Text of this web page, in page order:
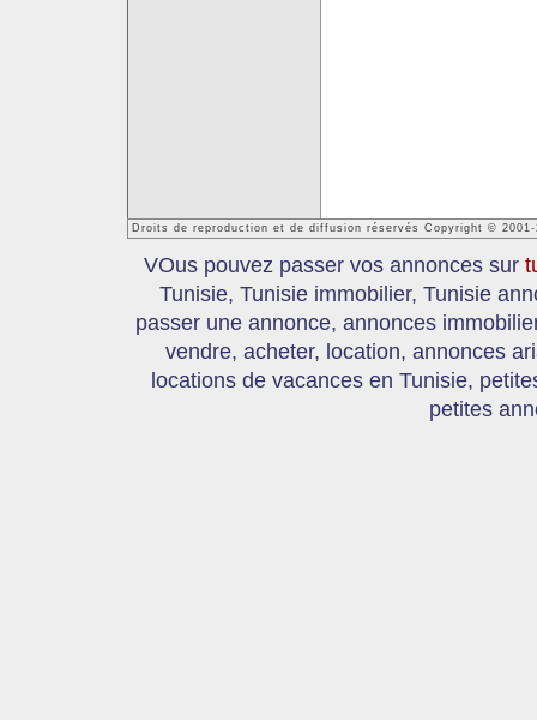
Droits de reproduction et de diffusion réservés Copyright ©
VOus pouvez passer vos annonces sur
Tunisie, Tunisie immobilier, Tunisie
passer une annonce, annonces
vendre, acheter, location, annonces
locations de vacances en Tunisie,
petites